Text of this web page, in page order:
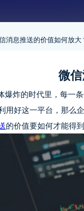
消息推送的价值如何放大
微
炸的时代里，每一条
用好这一平台，那么
的价值要如何才能得